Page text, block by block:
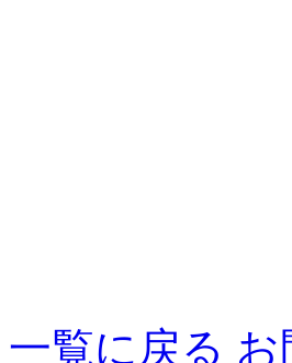
一覧に戻る お